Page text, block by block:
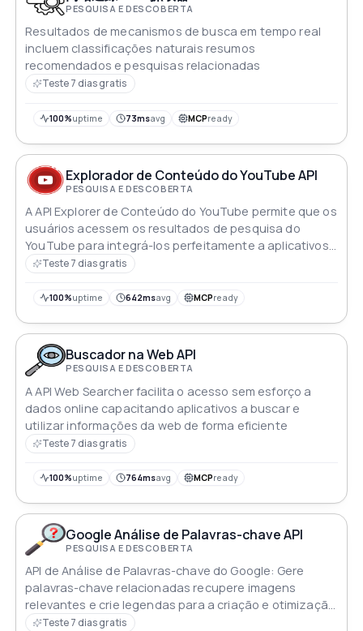
PESQUISA E DESCOBERTA
Resultados de mecanismos de busca em tempo real
incluem classificações naturais resumos
recomendados e pesquisas relacionadas
Teste 7 dias gratis
100%uptime 73msavg MCPready
Explorador de Conteúdo do YouTube API
PESQUISA E DESCOBERTA
A API Explorer de Conteúdo do YouTube permite que os
usuários acessem os resultados de pesquisa do
YouTube para integrá-los perfeitamente a aplicativos
e melhorar a descoberta de conteúdo
Teste 7 dias gratis
100%uptime 642msavg MCPready
Buscador na Web API
PESQUISA E DESCOBERTA
A API Web Searcher facilita o acesso sem esforço a
dados online capacitando aplicativos a buscar e
utilizar informações da web de forma eficiente
Teste 7 dias gratis
100%uptime 764msavg MCPready
Google Análise de Palavras-chave API
PESQUISA E DESCOBERTA
API de Análise de Palavras-chave do Google: Gere
palavras-chave relacionadas recupere imagens
relevantes e crie legendas para a criação e otimização
de conteúdo rico
Teste 7 dias gratis